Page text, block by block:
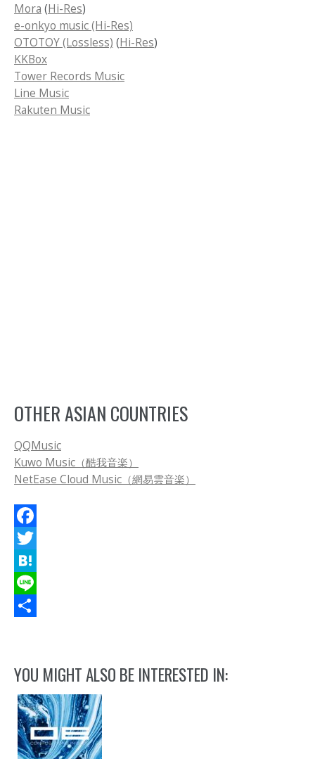
Mora (Hi-Res)
e-onkyo music (Hi-Res)
OTOTOY (Lossless) (Hi-Res)
KKBox
Tower Records Music
Line Music
Rakuten Music
OTHER ASIAN COUNTRIES
QQMusic
Kuwo Music（酷我音楽）
NetEase Cloud Music（網易雲音楽）
Facebook
Twitter
Hatena
Line
YOU MIGHT ALSO BE INTERESTED IN: